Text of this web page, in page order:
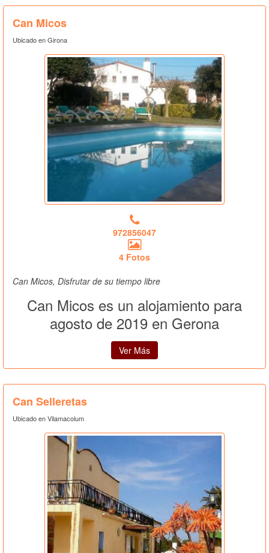
Can Micos
Ubicado en Girona
972856047
4 Fotos
Can Micos, Disfrutar de su tiempo libre
Can Micos es un alojamiento para
agosto de 2019 en Gerona
Ver Más
Can Selleretas
Ubicado en Vilamacolum